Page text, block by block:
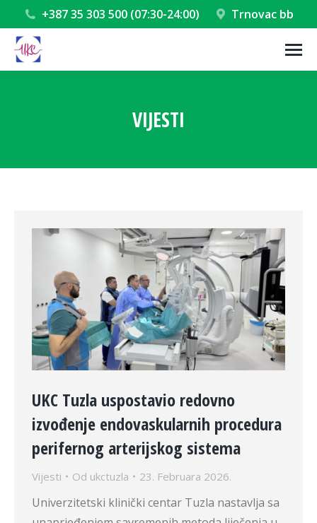
+387 35 303 500 (07:30-24:00) Trnovac bb
VIJESTI
UKC Tuzla uspostavio redovno
izvođenje endovaskularnih procedura
perifernog arterijskog sistema
Vijesti Od ukctuzla 23. Februara 2026.
Univerzitetski klinički centar Tuzla nastavlja sa